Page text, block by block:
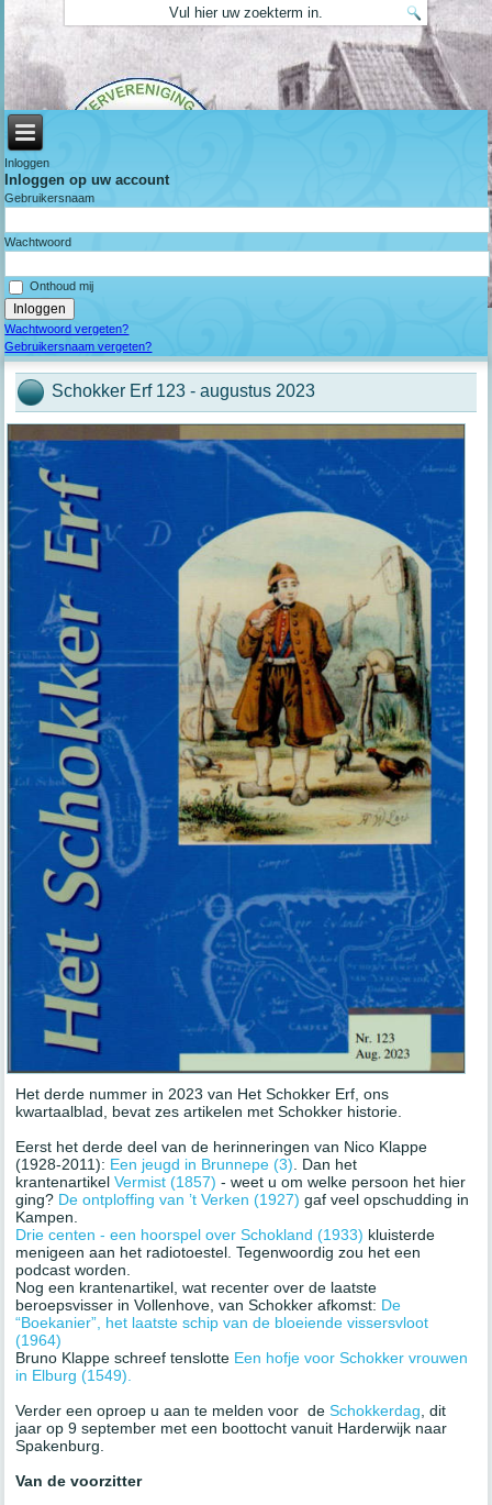
Inloggen
Inloggen op uw account
Gebruikersnaam
Wachtwoord
Onthoud mij
Wachtwoord vergeten?
Gebruikersnaam vergeten?
Schokker Erf 123 - augustus 2023
Het derde nummer in 2023 van Het Schokker Erf, ons
kwartaalblad, bevat zes artikelen met Schokker historie.
Eerst het derde deel van de herinneringen van Nico Klappe
(1928-2011): Een jeugd in Brunnepe (3) . Dan het
krantenartikelVermist (1857) - weet u om welke persoon het hier
ging? De ontploffing van ’t Verken (1927) gaf veel opschudding in
Kampen.
Drie centen - een hoorspel over Schokland (1933) kluisterde
menigeen aan het radiotoestel. Tegenwoordig zou het een
podcast worden.
Nog een krantenartikel, wat recenter over de laatste
beroepsvisser in Vollenhove, van Schokker afkomst: De
“Boekanier”, het laatste schip van de bloeiende vissersvloot
(1964)
Bruno Klappe schreef tenslotte Een hofje voor Schokker vrouwen
in Elburg (1549).
Verder een oproep u aan te melden voor deSchokkerdag , dit
jaar op 9 september met een boottocht vanuit Harderwijk naar
Spakenburg.
Van de voorzitter